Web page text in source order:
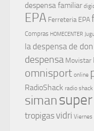
despensa familiar
EPA Ferreteria EPA
Compras HOMECENTER
la despensa de
despensa Movistar
omnisport online
RadioShack radio shack
siman
tropigasvidri Viernes